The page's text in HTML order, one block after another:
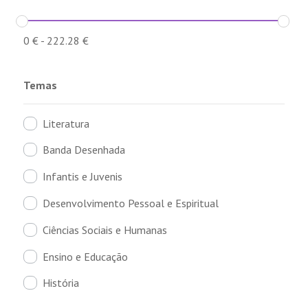
0 €- 222.28 €
Temas
Literatura
Banda Desenhada
Infantis e Juvenis
Desenvolvimento Pessoal e Espiritual
Ciências Sociais e Humanas
Ensino e Educação
História